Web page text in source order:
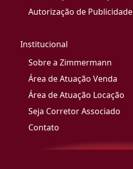
Autorização de Publicidade
Institucional
Sobre a Zimmermann
Área de Atuação Venda
Área de Atuação Locação
Seja Corretor Associado
Contato